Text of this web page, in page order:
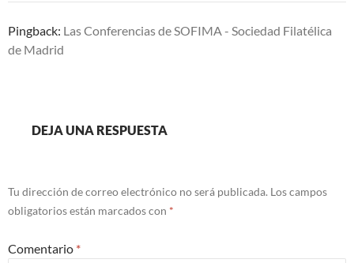
Pingback: Las Conferencias de SOFIMA - Sociedad Filatélica
de Madrid
DEJA UNA RESPUESTA
Tu dirección de correo electrónico no será publicada. Los campos
obligatorios están marcados con *
Comentario *